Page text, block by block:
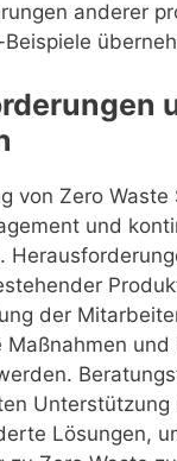
anderer
von Zero Waste
und
der
Maßnahmen und
Unterstützung
Lösungen,